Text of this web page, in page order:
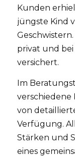
Kunden
jüngste Kind
privat und
versichert.
Im
von
Verfügung.
Stärken und
eines